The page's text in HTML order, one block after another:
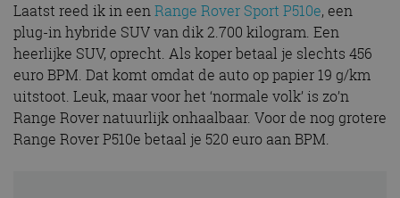
Laatst reed ik in eenRange Rover Sport P510e, een
plug-in hybride SUV van dik 2.700 kilogram. Een
heerlijke SUV, oprecht. Als koper betaal je slechts 456
euro BPM. Dat komt omdat de auto op papier 19 g/km
uitstoot. Leuk, maar voor het ‘normale volk’ is zo’n
Range Rover natuurlijk onhaalbaar. Voor de nog grotere
Range Rover P510e betaal je 520 euro aan BPM.